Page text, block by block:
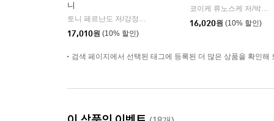
니
토니 페르난도 저/강정선 역
17,010원 (10% 할인)
코이케 류노스케 저/박재현 역
16,020원 (10% 할인)
검색 페이지에서 선택된 태그에 등록된 더 많은 상품을 확인해